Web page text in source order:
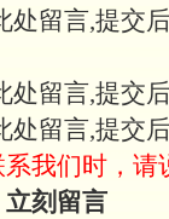
名网站
况提供
处留言,提交
处留言,提交
处留言,提交
我们时，请
立刻留言